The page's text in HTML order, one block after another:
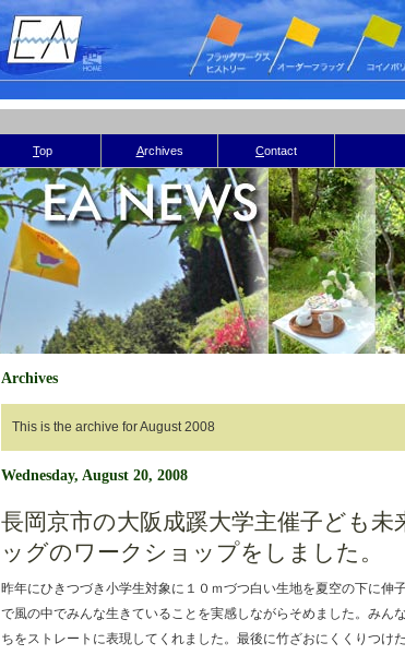
Top Archives Contact
Archives
This is the archive for August 2008
Wednesday, August 20, 2008
長岡京市の大阪成蹊大学主催子ども未
ッグのワークショップをしました。
昨年にひきつづき小学生対象に１０ｍづつ白い生地を夏空の下に伸
で風の中でみんな生きていることを実感しながらそめました。みん
ちをストレートに表現してくれました。最後に竹ざおにくくりつけ